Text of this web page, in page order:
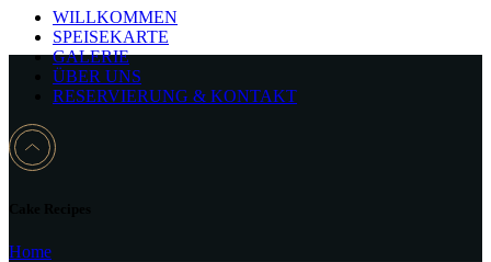
WILLKOMMEN
SPEISEKARTE
GALERIE
ÜBER UNS
RESERVIERUNG & KONTAKT
Home